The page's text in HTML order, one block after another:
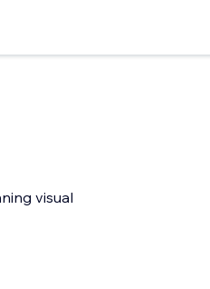
visual